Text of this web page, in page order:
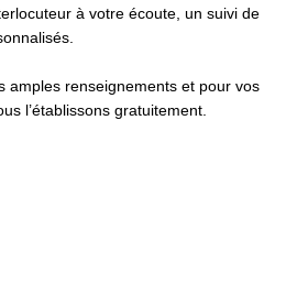
à votre écoute, un suivi de
amples renseignements et pour vos
l’établissons gratuitement.